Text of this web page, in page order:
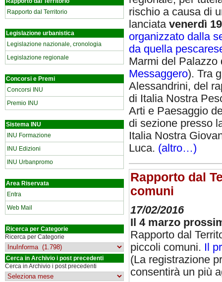
Rapporto dal Territorio
Legislazione urbanistica
Legislazione nazionale, cronologia
Legislazione regionale
Concorsi e Premi
Concorsi INU
Premio INU
Sistema INU
INU Formazione
INU Edizioni
INU Urbanpromo
Area Riservata
Entra
Web Mail
Ricerca per Categorie
Ricerca per Categorie
Cerca in Archivio i post precedenti
Cerca in Archivio i post precedenti
rischio a causa di
lanciata venerdì
organizzato dalla
da quella
Marmi del
Messaggero). Tra
Alessandrini, del
di Italia Nostra
Arti e Paesaggio
di sezione presso
Italia Nostra
Luca. (altro…)
Rapporto dal
comuni
17/02/2016
Il 4 marzo
Rapporto dal
piccoli comuni.
Il
(La registrazione
consentirà un più